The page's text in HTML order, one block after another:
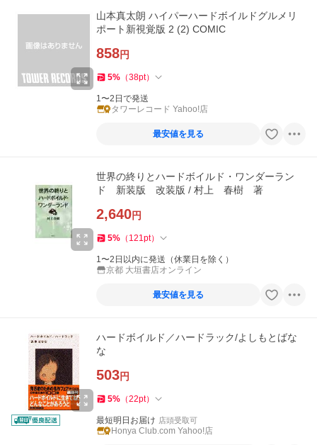
山本真太朗 ハイパーハードボイルドグルメリ
ポート新視覚版 2 (2) COMIC
858円
5% （38pt）
1〜2日で発送
タワーレコード Yahoo!店
最安値を見る
世界の終りとハードボイルド・ワンダーラン
ド 新装版 改装版 / 村上 春樹 著
2,640円
5% （ 121pt）
1〜2日以内に発送（休業日を除く）
京都 大垣書店オンライン
最安値を見る
ハードボイルド／ハードラック/よしもとばな
な
503円
5% （22pt）
最短明日お届け 店頭受取可
Honya Club.com Yahoo!店